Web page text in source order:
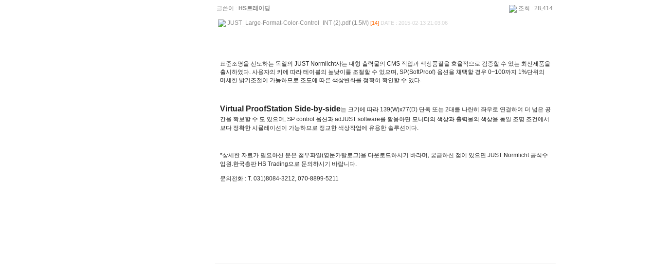
글쓴이 : HS트레이딩 조회 : 28,414
JUST_Large-Format-Color-Control_INT (2).pdf (1.5M) [14] DATE : 2015-02-13 21:03:06
표준조명을 선도하는 독일의 JUST Normlicht사는 대형 출력물의 CMS 작업과 색상품질을 효율적으로 검증할 수 있는 최신제품을
출시하였다. 사용자의 키에 따라 테이블의 높낮이를 조절할 수 있으며 , SP(SoftProof) 옵션을 채택할 경우 0~100까지 1%단위의
미세한 밝기조절이 가능하므로 조도에 따른 색상변화를 정확히 확인할 수 있다.
Virtual ProofStation Side-by-side는 크기에 따라 139(W)x77(D) 단독 또는 2대를 나란히 좌우로 연결하여 더 넓은 공
간을 확보할 수 도 있으며 , SP control 옵션과 adJUST software를 활용하면 모니터의 색상과 출력물의 색상을 동일 조명 조건에서
보다 정확한 시뮬레이션이 가능하므로 정교한 색상작업에 유용한 솔루션이다.
*상세한 자료가 필요하신 분은 첨부파일(영문카탈로그)을 다운로드하시기 바라며, 궁금하신 점이 있으면 JUST Normlicht 공식수
입원.한국총판 HS Trading으로 문의하시기 바랍니다.
문의전화 : T. 031)8084-3212, 070-8899-5211